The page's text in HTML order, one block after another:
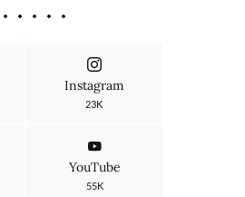
Instagram
23K
YouTube
55K